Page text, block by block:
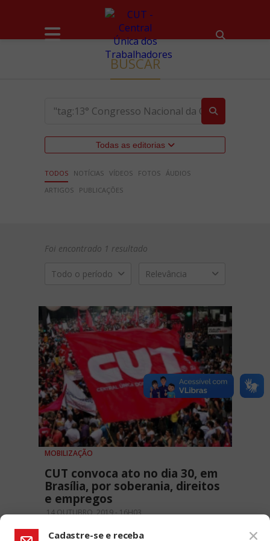
BUSCAR
Todas as editorias
TODOS NOTÍCIAS VÍDEOS FOTOS ÁUDIOS
ARTIGOS
PUBLICAÇÕES
Foi encontrado 1 resultado
Todo o período Relevância
MOBILIZAÇÃO
CUT convoca ato no dia 30, em
Brasília, por soberania, direitos
e empregos
14 OUTUBRO, 2019 - 16H03
Cadastre-se e receba